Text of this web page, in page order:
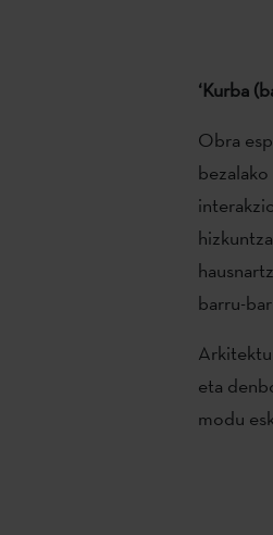
‘Kurba
Obra
barru-
eta
modu